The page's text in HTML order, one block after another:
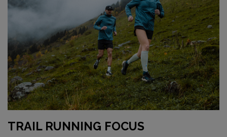
TRAIL RUNNING FOCUS